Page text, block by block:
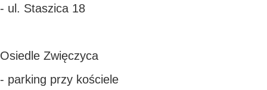
- ul. Staszica 18
Osiedle Zwięczyca
- parking przy kościele